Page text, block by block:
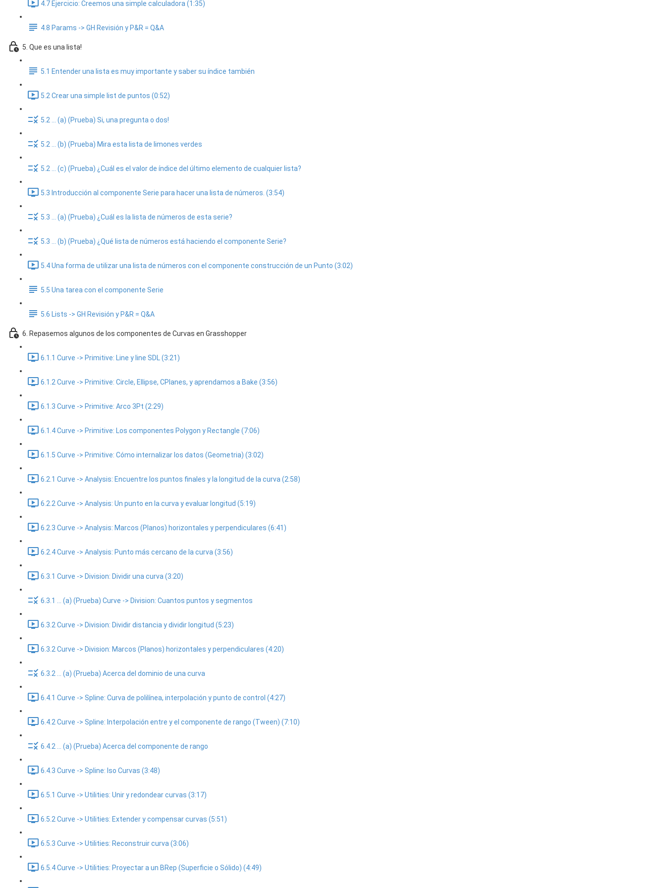
4.7 Ejercicio: Creemos una simple calculadora (1:35)
4.8 Params -> GH Revisión y P&R = Q&A
5. Que es una lista!
5.1 Entender una lista es muy importante y saber su índice también
5.2 Crear una simple list de puntos (0:52)
5.2 ... (a) (Prueba) Si, una pregunta o dos!
5.2 ... (b) (Prueba) Mira esta lista de limones verdes
5.2 ... (c) (Prueba) ¿Cuál es el valor de índice del último elemento de cualquier lista?
5.3 Introducción al componente Serie para hacer una lista de números. (3:54)
5.3 ... (a) (Prueba) ¿Cuál es la lista de números de esta serie?
5.3 ... (b) (Prueba) ¿Qué lista de números está haciendo el componente Serie?
5.4 Una forma de utilizar una lista de números con el componente construcción de un Punto (3:02)
5.5 Una tarea con el componente Serie
5.6 Lists -> GH Revisión y P&R = Q&A
6. Repasemos algunos de los componentes de Curvas en Grasshopper
6.1.1 Curve -> Primitive: Line y line SDL (3:21)
6.1.2 Curve -> Primitive: Circle, Ellipse, CPlanes, y aprendamos a Bake (3:56)
6.1.3 Curve -> Primitive: Arco 3Pt (2:29)
6.1.4 Curve -> Primitive: Los componentes Polygon y Rectangle (7:06)
6.1.5 Curve -> Primitive: Cómo internalizar los datos (Geometria) (3:02)
6.2.1 Curve -> Analysis: Encuentre los puntos finales y la longitud de la curva (2:58)
6.2.2 Curve -> Analysis: Un punto en la curva y evaluar longitud (5:19)
6.2.3 Curve -> Analysis: Marcos (Planos) horizontales y perpendiculares (6:41)
6.2.4 Curve -> Analysis: Punto más cercano de la curva (3:56)
6.3.1 Curve -> Division: Dividir una curva (3:20)
6.3.1 ... (a) (Prueba) Curve -> Division: Cuantos puntos y segmentos
6.3.2 Curve -> Division: Dividir distancia y dividir longitud (5:23)
6.3.2 Curve -> Division: Marcos (Planos) horizontales y perpendiculares (4:20)
6.3.2 ... (a) (Prueba) Acerca del dominio de una curva
6.4.1 Curve -> Spline: Curva de polilínea, interpolación y punto de control (4:27)
6.4.2 Curve -> Spline: Interpolación entre y el componente de rango (Tween) (7:10)
6.4.2 ... (a) (Prueba) Acerca del componente de rango
6.4.3 Curve -> Spline: Iso Curvas (3:48)
6.5.1 Curve -> Utilities: Unir y redondear curvas (3:17)
6.5.2 Curve -> Utilities: Extender y compensar curvas (5:51)
6.5.3 Curve -> Utilities: Reconstruir curva (3:06)
6.5.4 Curve -> Utilities: Proyectar a un BRep (Superficie o Sólido) (4:49)